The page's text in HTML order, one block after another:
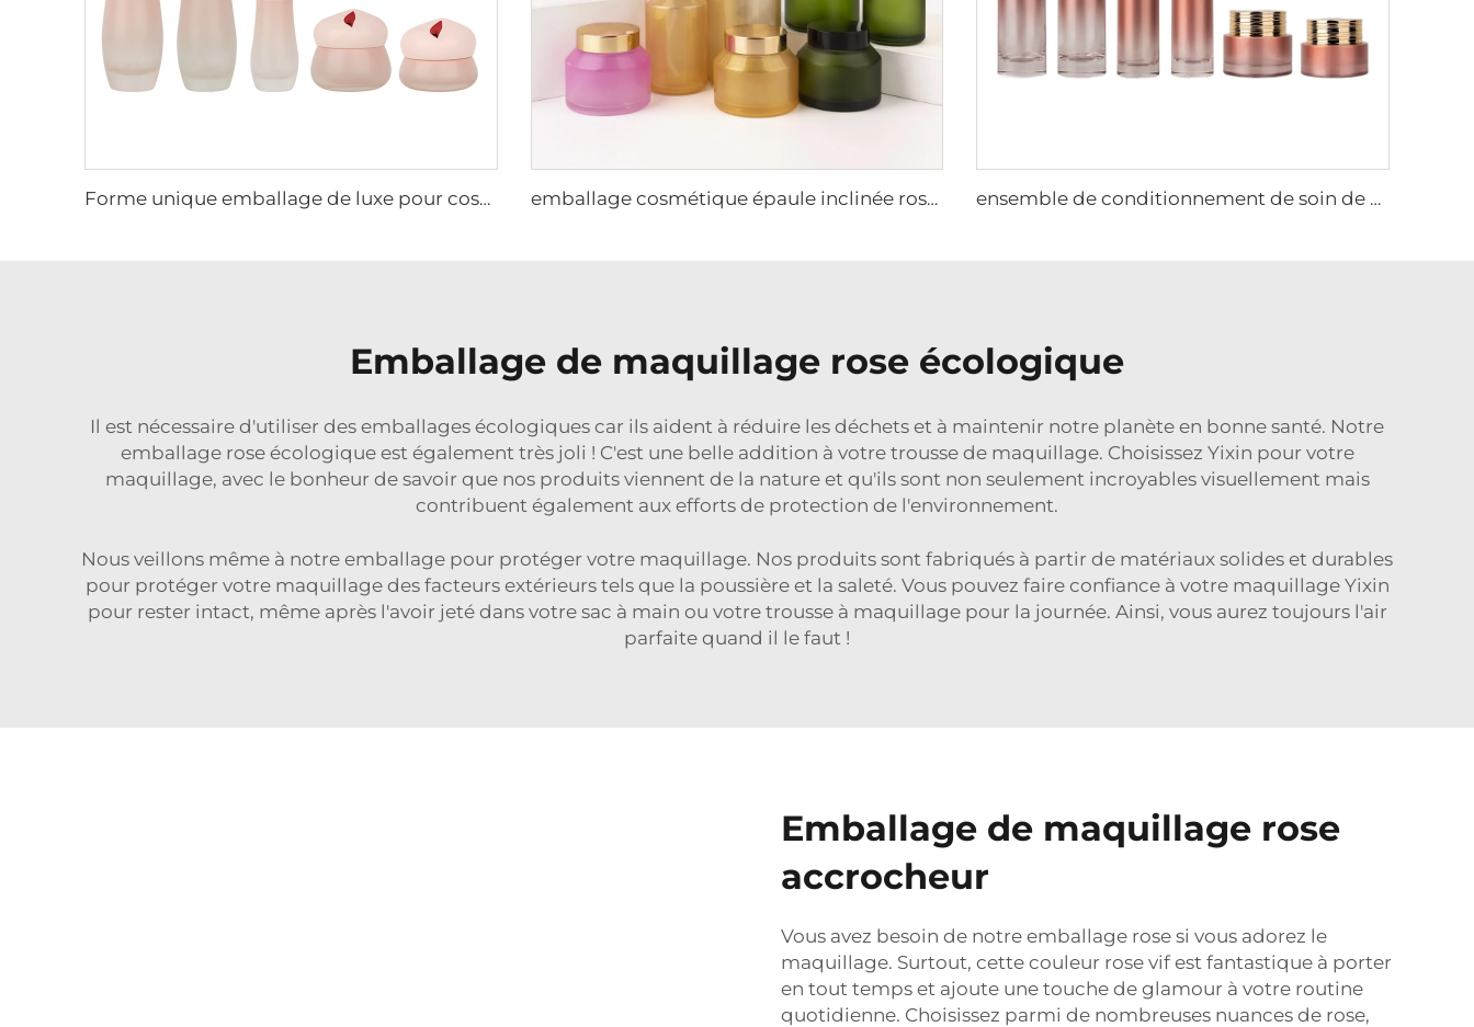
Forme unique emballage de luxe pour cosmétiques flacon lotion sérum contenant crème pour le visage pot verre cosmétique rose givré ensemble emballage cosmétique épaule inclinée rose vert olive verre sablé bouteille avec couvercle doré ensemble de pots à crème ensemble de conditionnement de soin de 50ml haut de gamme à fond épais rose cylindrique bouteille en verre pompe cosmétique pot de crème pour le visage
Emballage de maquillage rose écologique
Il est nécessaire d'utiliser des emballages écologiques car ils aident à réduire les déchets et à maintenir notre planète en bonne santé. Notre
emballage rose écologique est également très joli ! C'est une belle addition à votre trousse de maquillage. Choisissez Yixin pour votre
maquillage, avec le bonheur de savoir que nos produits viennent de la nature et qu'ils sont non seulement incroyables visuellement mais
contribuent également aux efforts de protection de l'environnement.
Nous veillons même à notre emballage pour protéger votre maquillage. Nos produits sont fabriqués à partir de matériaux solides et durables
pour protéger votre maquillage des facteurs extérieurs tels que la poussière et la saleté. Vous pouvez faire confiance à votre maquillage Yixin
pour rester intact, même après l'avoir jeté dans votre sac à main ou votre trousse à maquillage pour la journée. Ainsi, vous aurez toujours l'air
parfaite quand il le faut !
Emballage de maquillage rose
accrocheur
Vous avez besoin de notre emballage rose si vous adorez le
maquillage. Surtout, cette couleur rose vif est fantastique à porter
en tout temps et ajoute une touche de glamour à votre routine
quotidienne. Choisissez parmi de nombreuses nuances de rose,